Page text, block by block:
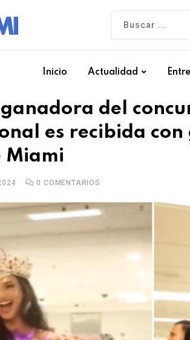
Inicio Actualidad
del
es recibida
Miami
0 COMENTARIOS